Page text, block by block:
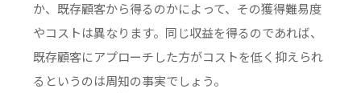
か、既存顧客から得るのかによって、その獲得難易度
やコストは異なります。同じ収益を得るのであれば、
既存顧客にアプローチした方がコストを低く抑えられ
るというのは周知の事実でしょう。